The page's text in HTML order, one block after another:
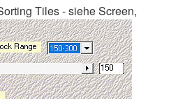
Tiles - siehe Screen,